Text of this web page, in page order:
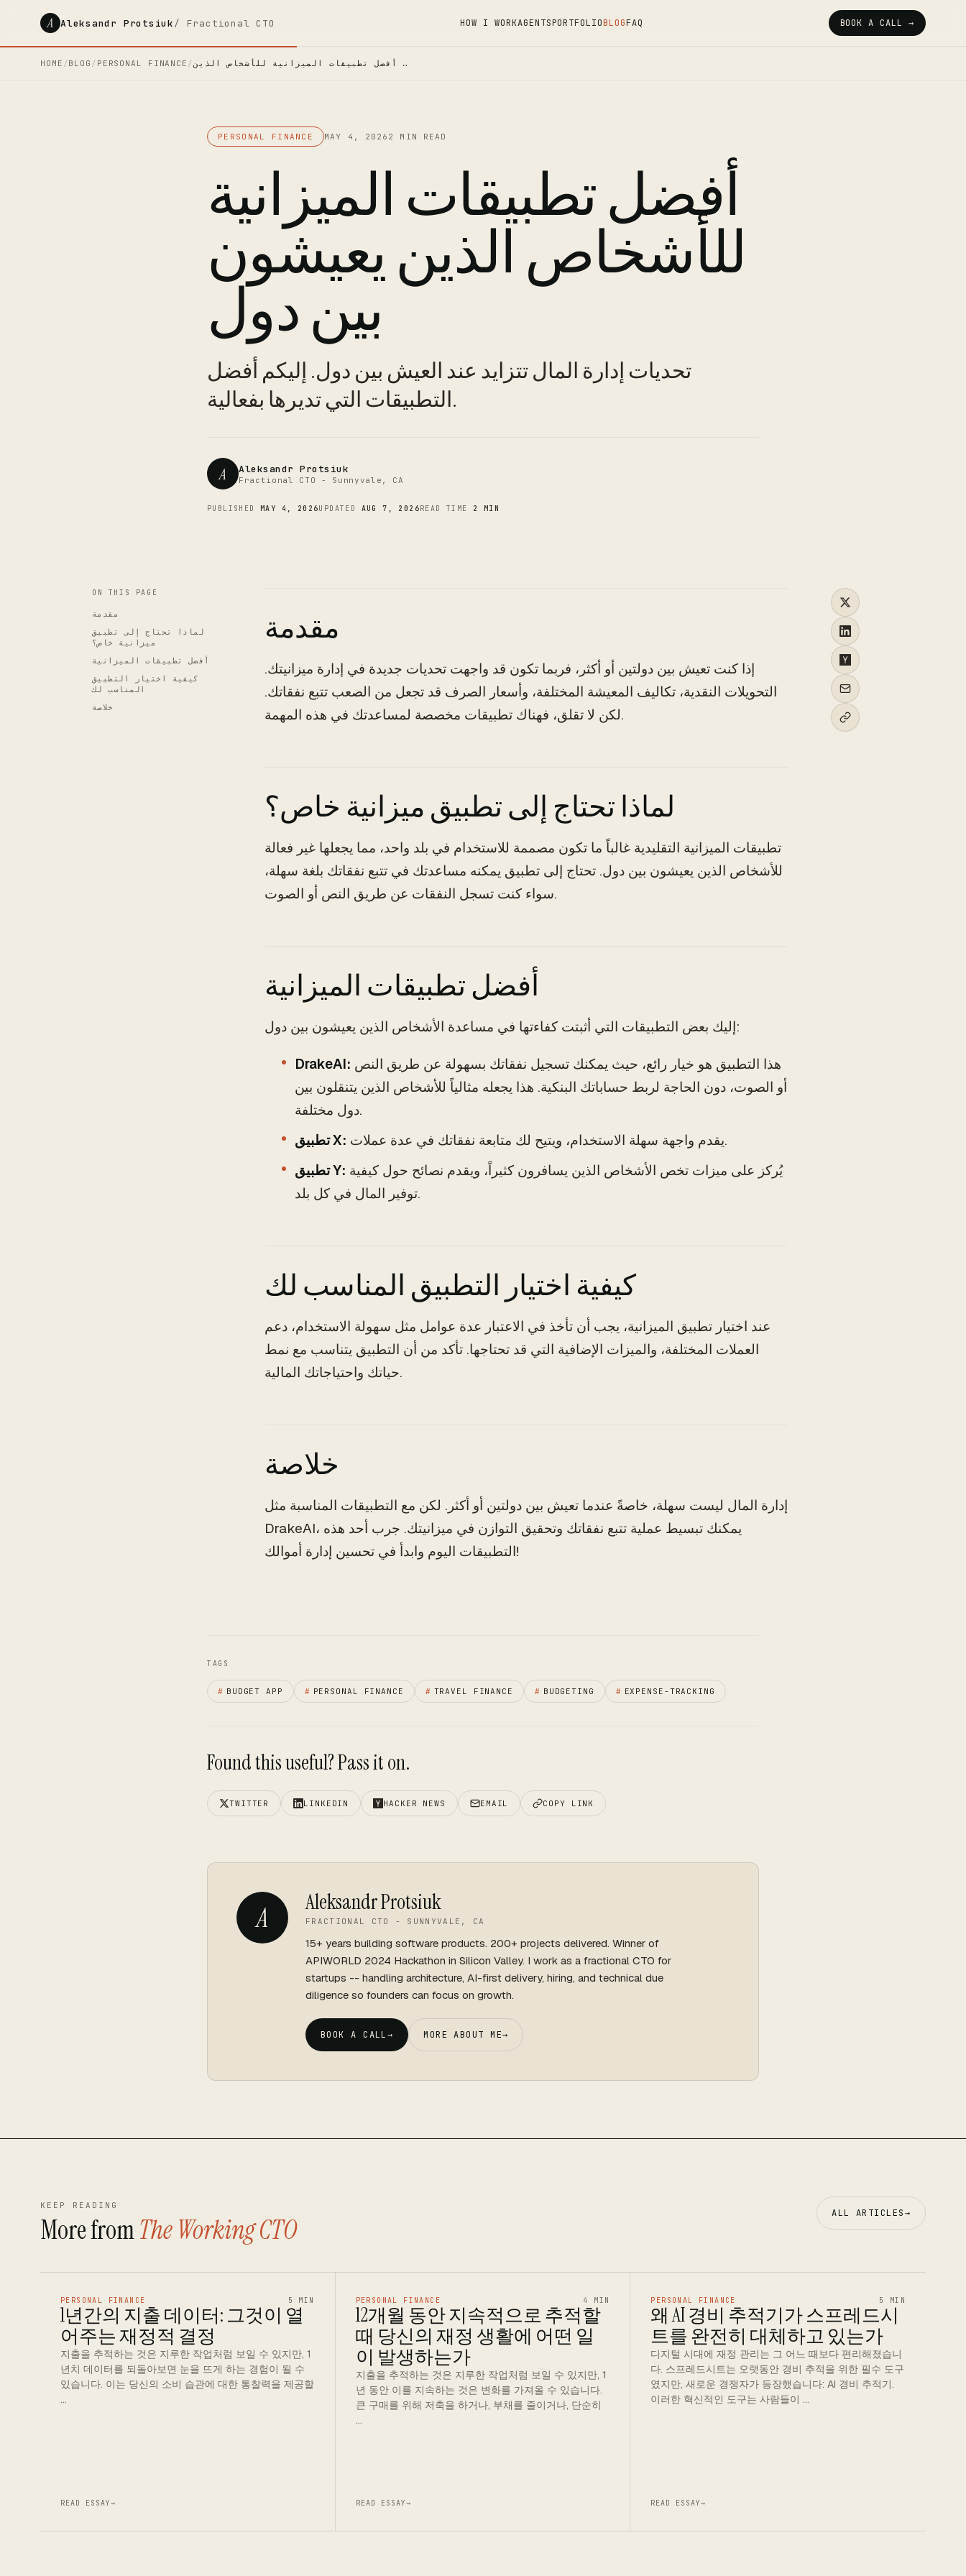
A Aleksandr Protsiuk/ Fractional CTO HOW I WORKAGENTSPORTFOLIOBLOGFAQ BOOK A CALL →
HOME /BLOG / PERSONAL FINANCE / أفضل تطبيقات الميزانية للأشخاص الذين …
PERSONAL FINANCE MAY 4, 2026 2 MIN READ
أفضل تطبيقات الميزانية
للأشخاص الذين يعيشون
بين دول
تحديات إدارة المال تتزايد عند العيش بين دول. إليكم أفضل
التطبيقات التي تديرها بفعالية.
A Aleksandr Protsiuk
Fractional CTO - Sunnyvale, CA
PUBLISHED MAY 4, 2026UPDATED AUG 7, 2026READ TIME 2 MIN
CTO
ON THIS PAGE
مقدمة
لماذا تحتاج إلى تطبيق
ميزانية خاص؟
أفضل تطبيقات الميزانية
كيفية اختيار التطبيق
المناسب لك
خلاصة
مقدمة
إذا كنت تعيش بين دولتين أو أكثر، فربما تكون قد واجهت تحديات جديدة في إدارة ميزانيتك.
التحويلات النقدية، تكاليف المعيشة المختلفة، وأسعار الصرف قد تجعل من الصعب تتبع نفقاتك.
لكن لا تقلق، فهناك تطبيقات مخصصة لمساعدتك في هذه المهمة.
لماذا تحتاج إلى تطبيق ميزانية خاص؟
تطبيقات الميزانية التقليدية غالباً ما تكون مصممة للاستخدام في بلد واحد، مما يجعلها غير فعالة
للأشخاص الذين يعيشون بين دول. تحتاج إلى تطبيق يمكنه مساعدتك في تتبع نفقاتك بلغة سهلة،
سواء كنت تسجل النفقات عن طريق النص أو الصوت.
أفضل تطبيقات الميزانية
إليك بعض التطبيقات التي أثبتت كفاءتها في مساعدة الأشخاص الذين يعيشون بين دول:
DrakeAI:
أو الصوت، دون الحاجة لربط حساباتك البنكية. هذا يجعله مثالياً للأشخاص الذين يتنقلون بين
دول مختلفة.
تطبيق X:
يقدم واجهة سهلة الاستخدام، ويتيح لك متابعة نفقاتك في عدة عملات.
تطبيق Y:
توفير المال في كل بلد.
كيفية اختيار التطبيق المناسب لك
عند اختيار تطبيق الميزانية، يجب أن تأخذ في الاعتبار عدة عوامل مثل سهولة الاستخدام، دعم
العملات المختلفة، والميزات الإضافية التي قد تحتاجها. تأكد من أن التطبيق يتناسب مع نمط
حياتك واحتياجاتك المالية.
خلاصة
إدارة المال ليست سهلة، خاصةً عندما تعيش بين دولتين أو أكثر. لكن مع التطبيقات المناسبة مثل
DrakeAI، يمكنك تبسيط عملية تتبع نفقاتك وتحقيق التوازن في ميزانيتك. جرب أحد هذه
التطبيقات اليوم وابدأ في تحسين إدارة أموالك!
TAGS
# BUDGET APP # PERSONAL FINANCE # TRAVEL FINANCE # BUDGETING # EXPENSE-TRACKING
Found this useful? Pass it on.
TWITTER LINKEDIN HACKER NEWS EMAIL COPY LINK
A Aleksandr Protsiuk
FRACTIONAL CTO - SUNNYVALE, CA
15+ years building software products. 200+ projects delivered. Winner of
APIWORLD 2024 Hackathon in Silicon Valley. I work as a fractional CTO for
startups -- handling architecture, AI-first delivery, hiring, and technical due
diligence so founders can focus on growth.
BOOK A CALL→ MORE ABOUT ME→
KEEP READING
More fromThe Working CTO ALL ARTICLES→
PERSONAL FINANCE 5 MIN
1년간의 지출 데이터: 그것이 열
어주는 재정적 결정
지출을 추적하는 것은 지루한 작업처럼 보일 수 있지만, 1
년치 데이터를 되돌아보면 눈을 뜨게 하는 경험이 될 수
있습니다. 이는 당신의 소비 습관에 대한 통찰력을 제공할
…
READ ESSAY→
PERSONAL FINANCE 4 MIN
12개월 동안 지속적으로 추적할
때 당신의 재정 생활에 어떤 일
이 발생하는가
지출을 추적하는 것은 지루한 작업처럼 보일 수 있지만, 1
년 동안 이를 지속하는 것은 변화를 가져올 수 있습니다.
큰 구매를 위해 저축을 하거나, 부채를 줄이거나, 단순히
…
READ ESSAY→
PERSONAL FINANCE 5 MIN
왜 AI 경비 추적기가 스프레드시
트를 완전히 대체하고 있는가
디지털 시대에 재정 관리는 그 어느 때보다 편리해졌습니
다. 스프레드시트는 오랫동안 경비 추적을 위한 필수 도구
였지만, 새로운 경쟁자가 등장했습니다: AI 경비 추적기.
이러한 혁신적인 도구는 사람들이 …
READ ESSAY→